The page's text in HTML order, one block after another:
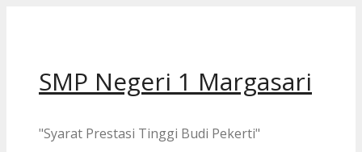
SMP Negeri 1 Margasari
"Syarat Prestasi Tinggi Budi Pekerti"